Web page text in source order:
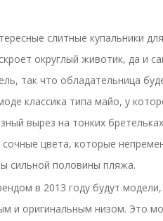
слитные купальники для
округлый животик, да и
так что обладательница
классика типа майо, у
вырез на тонких
цвета, которые
сильной половины пляжа.
в 2013 году будут
и оригинальным низом. Это